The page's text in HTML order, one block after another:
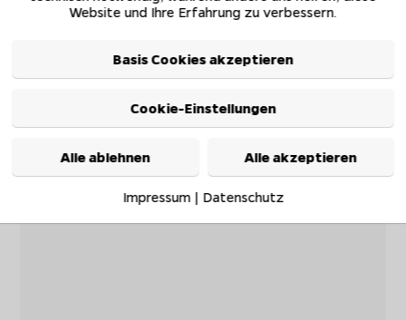
Website und Ihre Erfahrung zu verbessern.
Basis Cookies akzeptieren
Cookie-Einstellungen
Alle ablehnen Alle akzeptieren
Impressum| Datenschutz